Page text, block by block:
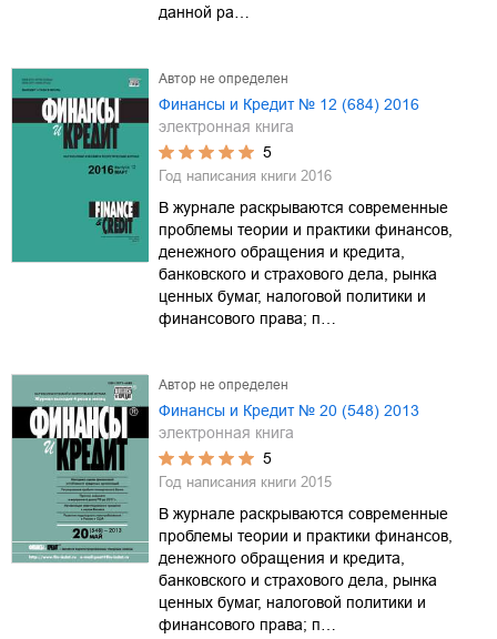
данной ра…
Автор не определен
Финансы и Кредит № 12 (684) 2016
электронная книга
5
Год написания книги 2016
В журнале раскрываются современные
проблемы теории и практики финансов,
денежного обращения и кредита,
банковского и страхового дела, рынка
ценных бумаг, налоговой политики и
финансового права; п…
Автор не определен
Финансы и Кредит № 20 (548) 2013
электронная книга
5
Год написания книги 2015
В журнале раскрываются современные
проблемы теории и практики финансов,
денежного обращения и кредита,
банковского и страхового дела, рынка
ценных бумаг, налоговой политики и
финансового права; п…